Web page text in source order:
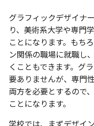
グラフィックデザイナ
り、美術系大学や専門
ことになります。もち
ン関係の職場に就職し
くこともできます。グ
要ありませんが、専門
両方を必要とするので、
ことになります。